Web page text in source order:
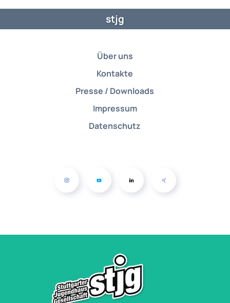
stjg
Über uns
Kontakte
Presse / Downloads
Impressum
Datenschutz